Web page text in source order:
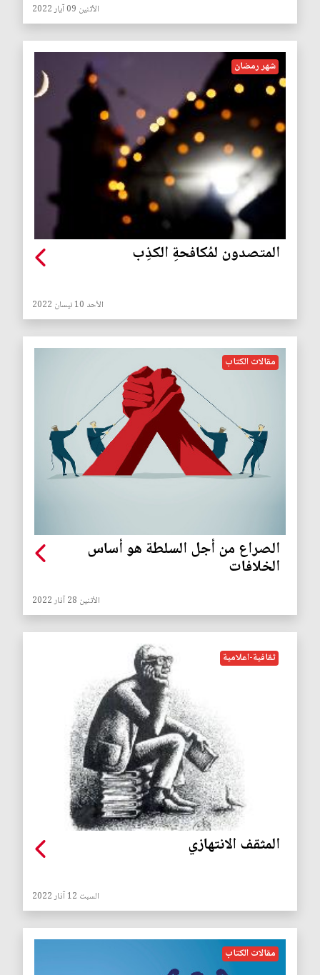
الأثنين 09 آيار 2022
شهر رمضان
المتصدون لمُكافحةِ الكذِب
الأحد 10 نيسان 2022
مقالات الكتاب
الصراع من أجل السلطة هو أساس
الخلافات
الأثنين 28 آذار 2022
ثقافية-اعلامية
المثقف الانتهازي
السبت 12 آذار 2022
مقالات الكتاب